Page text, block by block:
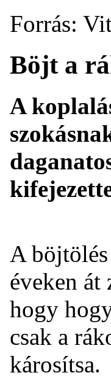
Forrás:
Böjt a
A
A
éveken át
hogy
csak a
károsítsa.